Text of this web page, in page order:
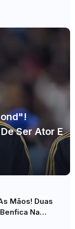
Ser Ator E
Mãos! Duas
Na